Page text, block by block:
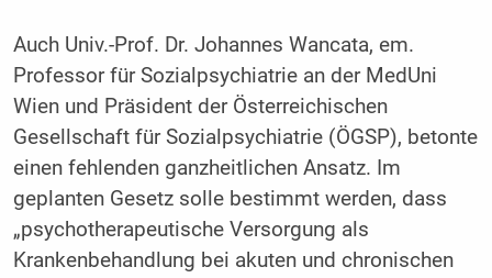
Auch Univ.-Prof. Dr. Johannes Wancata, em.
Professor für Sozialpsychiatrie an der MedUni
Wien und Präsident der Österreichischen
Gesellschaft für Sozialpsychiatrie (ÖGSP), betonte
einen fehlenden ganzheitlichen Ansatz. Im
geplanten Gesetz solle bestimmt werden, dass
„psychotherapeutische Versorgung als
Krankenbehandlung bei akuten und chronischen